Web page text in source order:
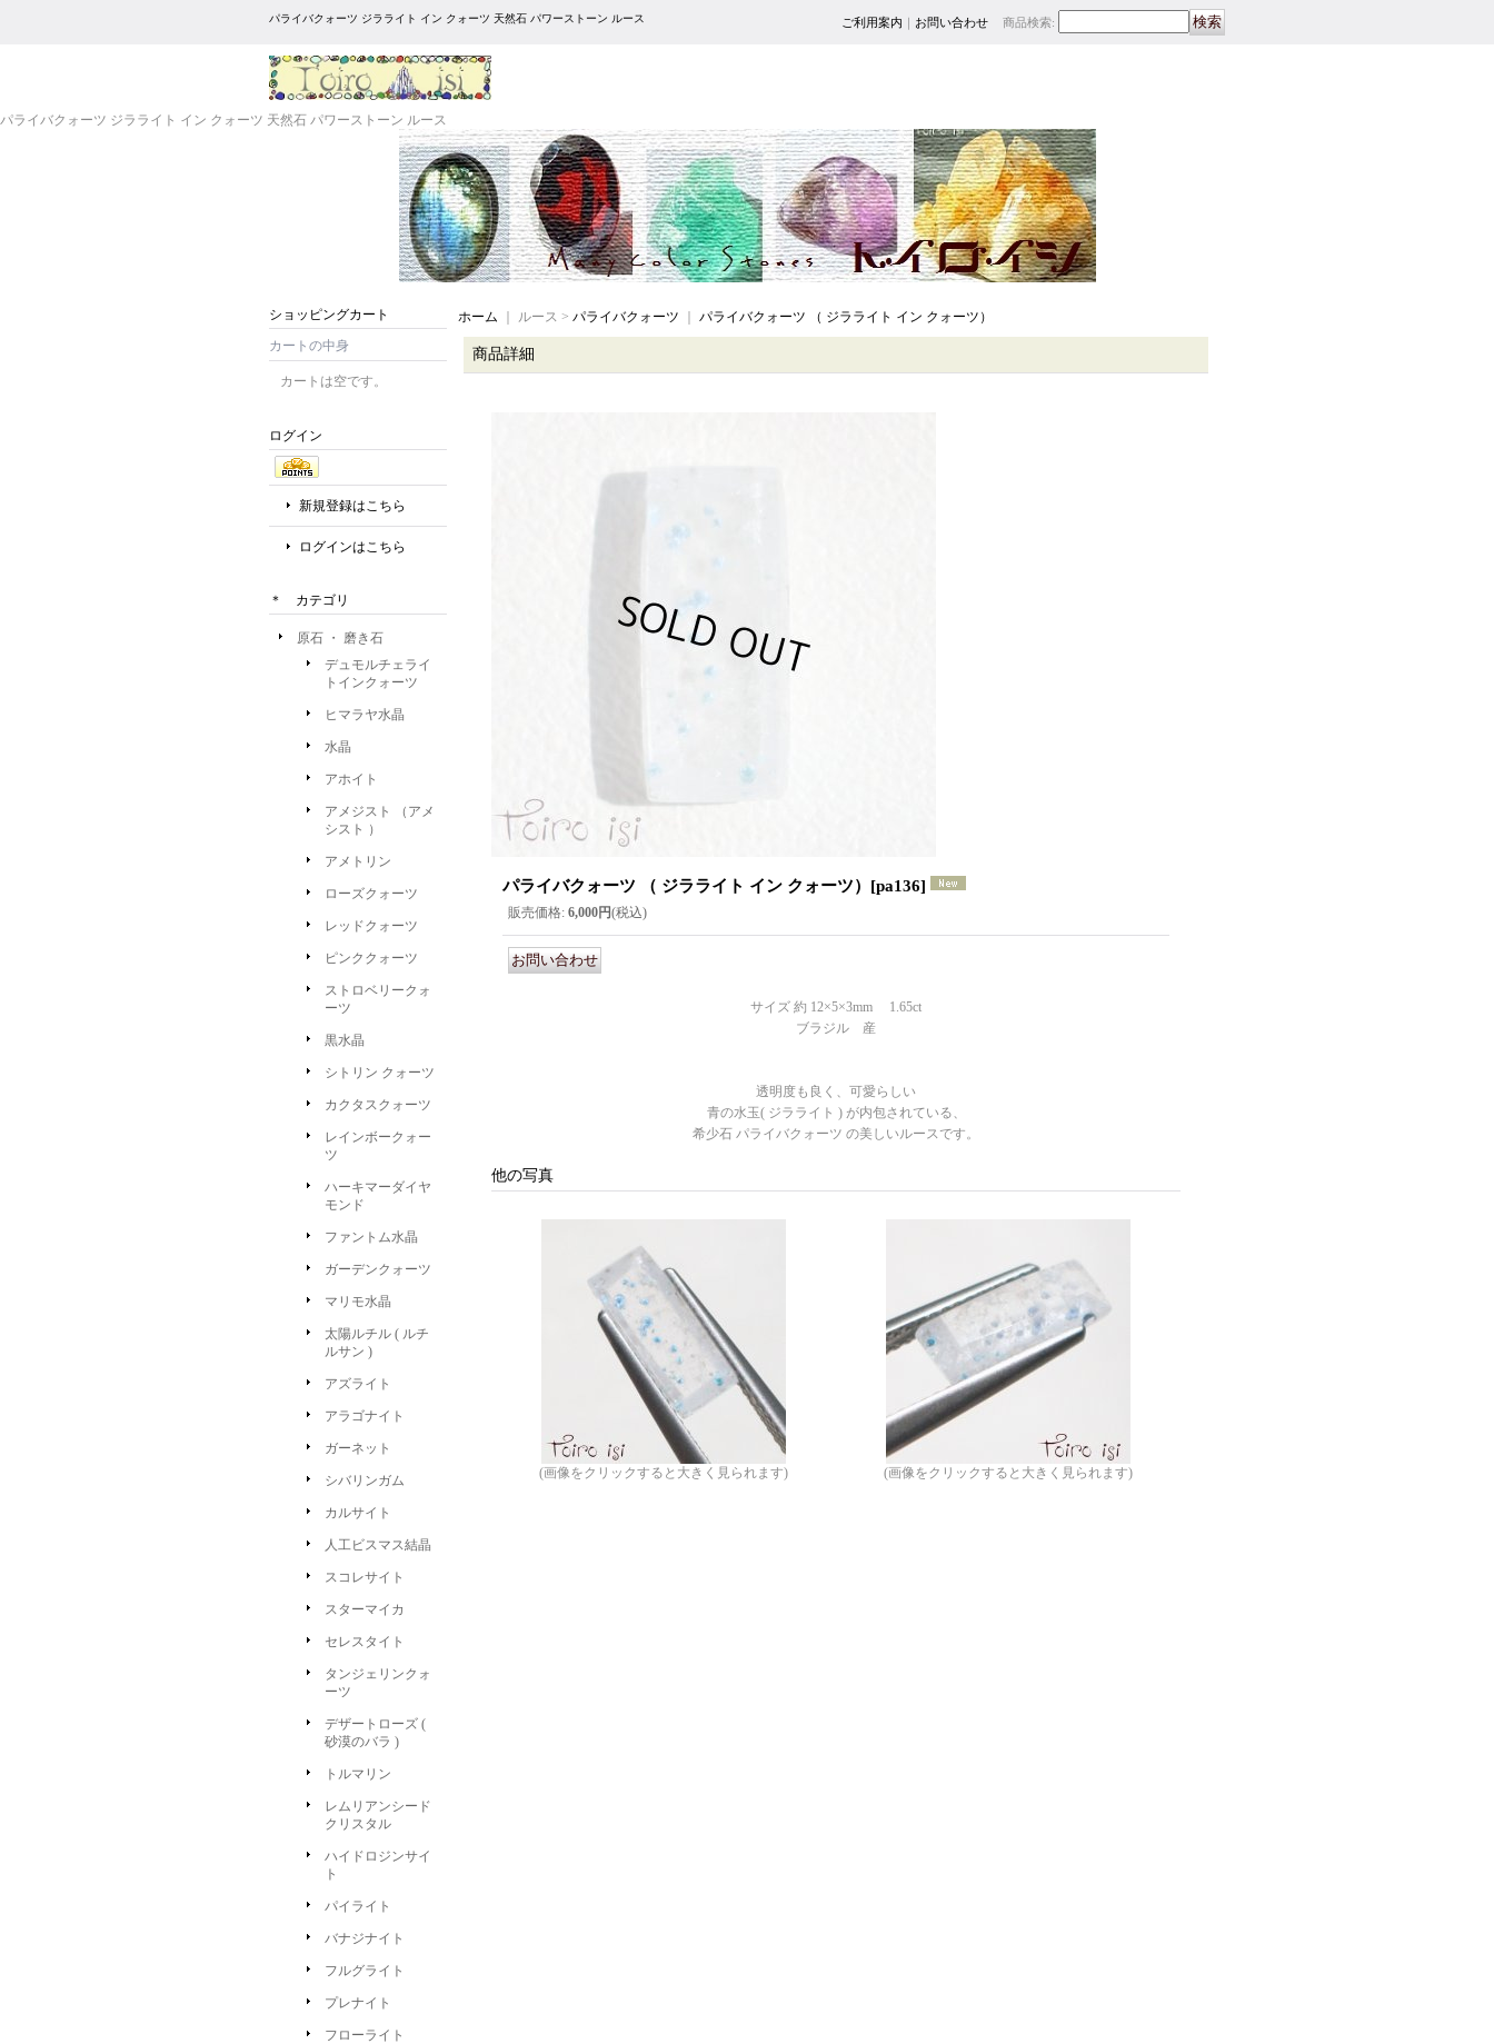
パライバクォーツ ジラライト イン クォーツ 天然石 パワーストーン ルース
パライバクォーツ ジラライト イン クォーツ 天然石 パワーストーン ルース ご利用案内 ｜ お問い合わせ 商品検索:
ショッピングカート
カートの中身
カートは空です。
ログイン
新規登録はこちら
ログインはこちら
＊ カテゴリ
原石 ・ 磨き石
デュモルチェライ
トインクォーツ
ヒマラヤ水晶
水晶
アホイト
アメジスト （アメ
シスト ）
アメトリン
ローズクォーツ
レッドクォーツ
ピンククォーツ
ストロベリークォ
ーツ
黒水晶
シトリン クォーツ
カクタスクォーツ
レインボークォー
ツ
ハーキマーダイヤ
モンド
ファントム水晶
ガーデンクォーツ
マリモ水晶
太陽ルチル ( ルチ
ルサン )
アズライト
アラゴナイト
ガーネット
シバリンガム
カルサイト
人工ビスマス結晶
スコレサイト
スターマイカ
セレスタイト
タンジェリンクォ
ーツ
デザートローズ (
砂漠のバラ )
トルマリン
レムリアンシード
クリスタル
ハイドロジンサイ
ト
パイライト
バナジナイト
フルグライト
プレナイト
フローライト
ホーム ｜ ルース > パライバクォーツ パライバクォーツ （ ジラライト イン クォーツ）
商品詳細
パライバクォーツ （ ジラライト イン クォーツ） [pa136]
販売価格: 6,000円(税込)
サイズ 約 12×5×3mm 1.65ct
ブラジル 産
透明度も良く、可愛らしい
青の水玉( ジラライト ) が内包されている、
希少石 パライバクォーツ の美しいルースです。
他の写真
(画像をクリックすると大きく見られます) (画像をクリックすると大きく見られます)